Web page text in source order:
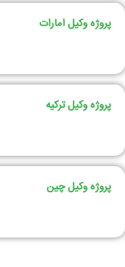
پروژه وکیل امارات
پروژه وکیل ترکیه
پروژه وکیل چین